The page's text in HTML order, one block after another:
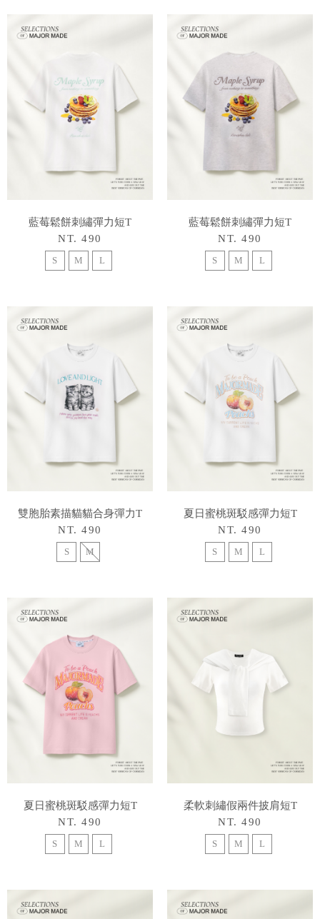
藍莓鬆餅刺繡彈力短T
NT. 490
S M L
藍莓鬆餅刺繡彈力短T
NT. 490
S M L
雙胞胎素描貓貓合身彈力T
NT. 490
S M
夏日蜜桃斑駁感彈力短T
NT. 490
S M L
夏日蜜桃斑駁感彈力短T
NT. 490
S M L
柔軟刺繡假兩件披肩短T
NT. 490
S M L